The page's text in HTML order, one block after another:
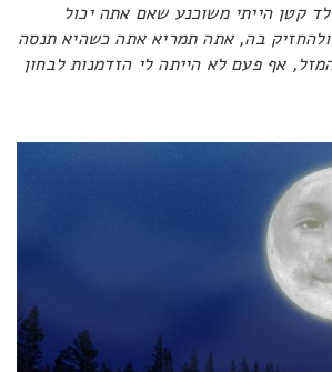
קטן הייתי משוכנע שאם אתה יכול
בה, אתה תמריא אתה כשהיא תנסה
אף פעם לא הייתה לי הזדמנות לבחון